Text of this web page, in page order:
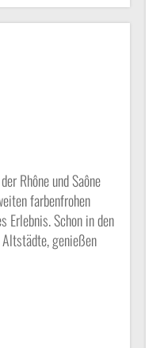
Rhône und Saône
farbenfrohen
Erlebnis. Schon in den
genießen